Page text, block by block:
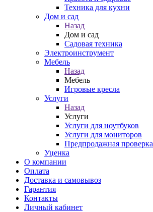
Техника для кухни
Дом и сад
Назад
Дом и сад
Садовая техника
Электроинструмент
Мебель
Назад
Мебель
Игровые кресла
Услуги
Назад
Услуги
Услуги для ноутбуков
Услуги для мониторов
Предпродажная проверка
Уценка
О компании
Оплата
Доставка и самовывоз
Гарантия
Контакты
Личный кабинет